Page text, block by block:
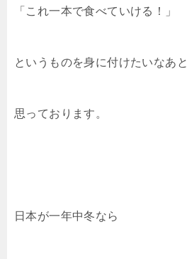
「これ一本で食べていける！」
というものを身に付けたいなあと
思っております。
日本が一年中冬なら